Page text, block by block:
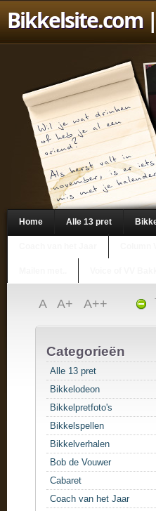
Bikkelsite.com|
Home Alle 13 pret
A A+ A++
Categorieën
Alle 13 pret
Bikkelodeon
Bikkelpretfoto's
Bikkelspellen
Bikkelverhalen
Bob de Vouwer
Cabaret
Coach van het Jaar